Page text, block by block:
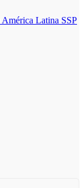
Latina SSP